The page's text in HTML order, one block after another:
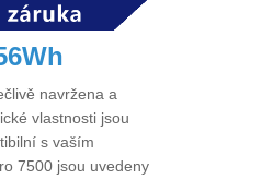
navržena a
vlastnosti jsou
s vaším
7500 jsou uvedeny